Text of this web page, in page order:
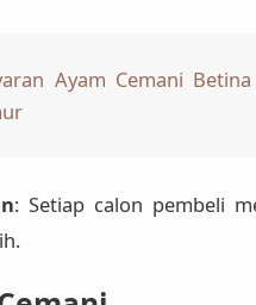
Ayam Cemani
: Setiap calon pembeli